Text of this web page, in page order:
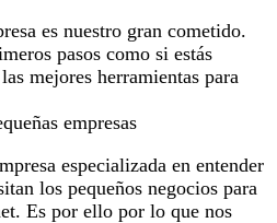
es nuestro gran cometido.
pasos como si estás
mejores herramientas para
empresas
especializada en entender
los pequeños negocios para
Es por ello por lo que nos